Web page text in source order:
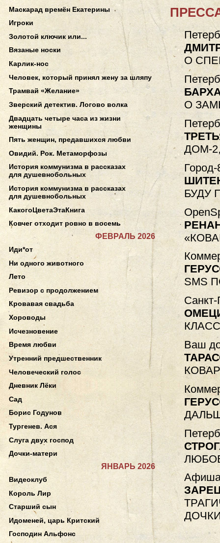
О
О
ДОМ-
БУДУ
SMS
Ваш
Маскарад времён Екатерины
Игроки
Золотой ключик или...
Вязаные носки
Карлик-нос
Человек, который принял жену за шляпу
Трамвай «Желание»
Зверский детектив. Логово волка
Двадцать четыре часа из жизни
женщины
Пять женщин, предавшихся любви
Овидий. Рок. Метаморфозы
История коммунизма в рассказах
для душевнобольных
История коммунизма в рассказах
для душевнобольных
КакогоЦветаЭтаКнига
Ковчег отходит ровно в восемь
ФЕВРАЛЬ 2026
Иди*от
Ни одного животного
Лето
Ревизор с продолжением
Кровавая свадьба
Хороводы
Исчезновение
Время любви
Утренний предшественник
Человеческий голос
Дневник Лёки
Сад
Борис Годунов
Тургенев. Ася
Слуга двух господ
Дочки-матери
ЯНВАРЬ 2026
Видеоклуб
Король Лир
Старший сын
Идоменей, царь Критский
Господин Альфонс